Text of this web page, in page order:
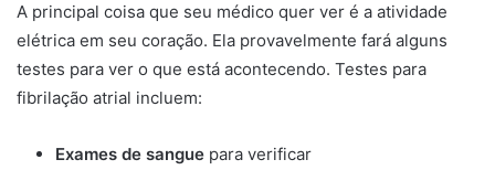
A principal coisa que seu médico quer ver é a atividade
elétrica em seu coração. Ela provavelmente fará alguns
testes para ver o que está acontecendo. Testes para
fibrilação atrial incluem:
Exames de sangue para verificar